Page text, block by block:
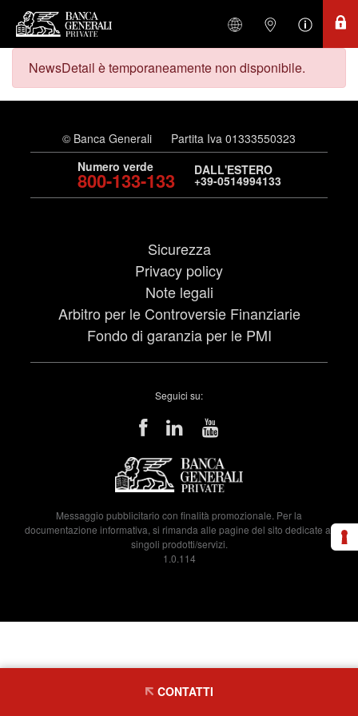
NewsDetail è temporaneamente non disponibile.
© Banca Generali
Partita Iva 01333550323
Numero verde
800-133-133 DALL'ESTERO
+39-0514994133
Sicurezza
Privacy policy
Note legali
Arbitro per le Controversie Finanziarie
Fondo di garanzia per le PMI
Seguici su:
Messaggio pubblicitario con finalità promozionale. Per la
documentazione informativa, si rimanda alle pagine del sito dedicate ai
singoli prodotti/servizi.
1.0.114
CONTATTI